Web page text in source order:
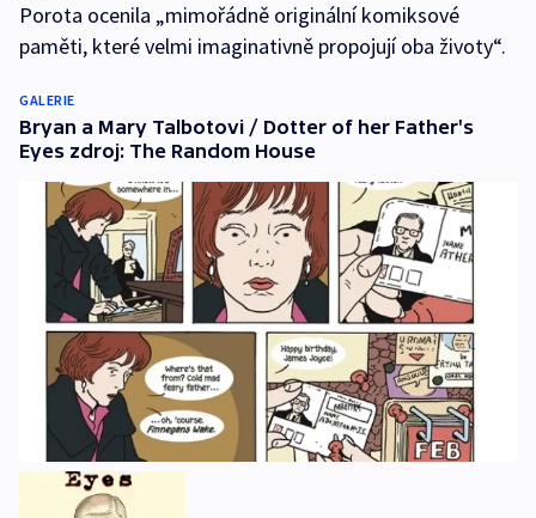
Porota ocenila „mimořádně originální komiksové
paměti, které velmi imaginativně propojují oba životy“.
GALERIE
Bryan a Mary Talbotovi / Dotter of her Father's
Eyes zdroj: The Random House